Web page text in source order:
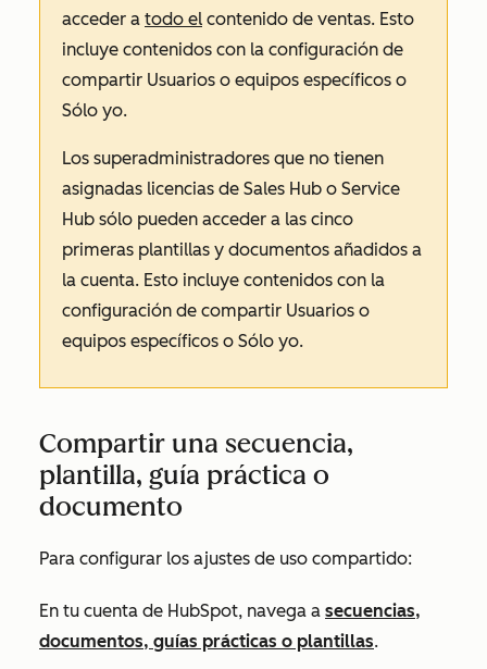
acceder a todo el contenido de ventas. Esto
incluye contenidos con la configuración de
compartir Usuarios o equipos específicos o
Sólo yo.
Los superadministradores que no tienen
asignadas licencias de Sales Hub o Service
Hub sólo pueden acceder a las cinco
primeras plantillas y documentos añadidos a
la cuenta. Esto incluye contenidos con la
configuración de compartir Usuarios o
equipos específicos o Sólo yo.
Compartir una secuencia,
plantilla, guía práctica o
documento
Para configurar los ajustes de uso compartido:
En tu cuenta de HubSpot, navega a secuencias,
documentos, guías prácticas o plantillas.